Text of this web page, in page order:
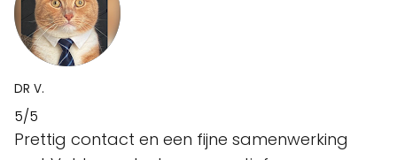
DR V.
5/5
Prettig contact en een fijne samenwerking